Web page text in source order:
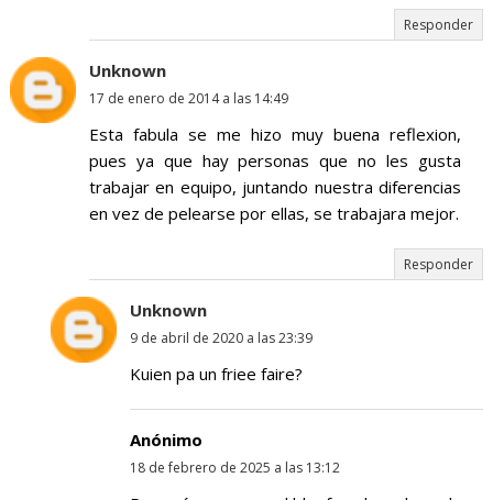
Responder
Unknown
17 de enero de 2014 a las 14:49
Esta fabula se me hizo muy buena reflexion,
pues ya que hay personas que no les gusta
trabajar en equipo, juntando nuestra diferencias
en vez de pelearse por ellas, se trabajara mejor.
Responder
Unknown
9 de abril de 2020 a las 23:39
Kuien pa un friee faire?
Anónimo
18 de febrero de 2025 a las 13:12